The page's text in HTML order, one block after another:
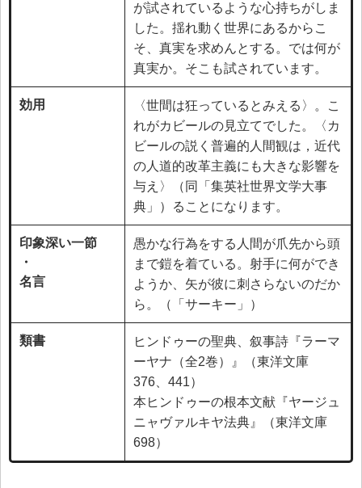
が試されているような心持ちがしま
した。揺れ動く世界にあるからこ
そ、真実を求めんとする。では何が
真実か。そこも試されています。
効用
〈世間は狂っているとみえる〉。こ
れがカビールの見立てでした。〈カ
ビールの説く普遍的人間観は，近代
の人道的改革主義にも大きな影響を
与え〉（同「集英社世界文学大事
典」）ることになります。
印象深い一節
・
名言
愚かな行為をする人間が爪先から頭
まで鎧を着ている。射手に何ができ
ようか、矢が彼に刺さらないのだか
ら。（「サーキー」）
類書
ヒンドゥーの聖典、叙事詩『ラーマ
ーヤナ（全2巻）』（東洋文庫
376、441）
本ヒンドゥーの根本文献『ヤージュ
ニャヴァルキヤ法典』（東洋文庫
698）